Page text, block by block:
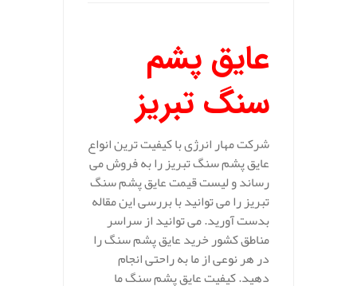
عایق پشم
سنگ تبریز
شرکت مهار انرژی با کیفیت ترین انواع
عایق پشم سنگ تبریز را به فروش می
رساند و لیست قیمت عایق پشم سنگ
تبریز را می توانید با بررسی این مقاله
بدست آورید. می توانید از سراسر
مناطق کشور خرید عایق پشم سنگ را
در هر نوعی از ما به راحتی انجام
دهید. کیفیت عایق پشم سنگ ما